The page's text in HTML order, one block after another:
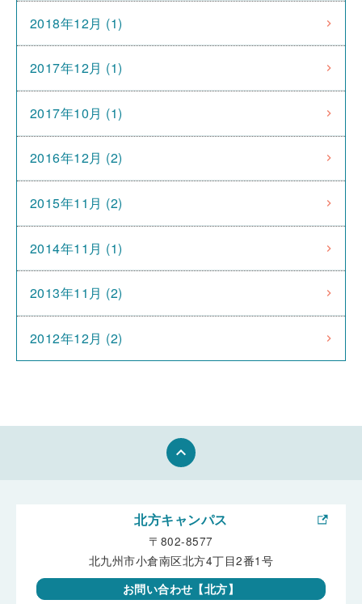
2018年12月 (1)
2017年12月 (1)
2017年10月 (1)
2016年12月 (2)
2015年11月 (2)
2014年11月 (1)
2013年11月 (2)
2012年12月 (2)
keyboard_arrow_up
北方キャンパス
〒802-8577
北九州市小倉南区北方4丁目2番1号
お問い合わせ【北方】